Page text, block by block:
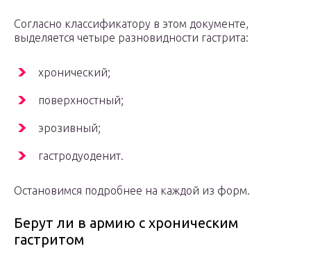
Согласно классификатору в этом документе,
выделяется четыре разновидности гастрита:
хронический;
поверхностный;
эрозивный;
гастродуоденит.
Остановимся подробнее на каждой из форм.
Берут ли в армию с хроническим
гастритом